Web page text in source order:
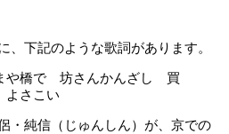
、下記のような歌詞があります。
や橋で 坊さんかんざし 買
さこい
・純信（じゅんしん）が、京での